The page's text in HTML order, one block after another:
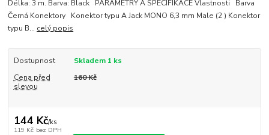
Délka: 3 m. Barva: Black PARAMETRY A SPECIFIKACE Vlastnosti Barva
Černá Konektory Konektor typu A Jack MONO 6,3 mm Male (2 ) Konektor
typu B... celý popis
Dostupnost
Skladem 1 ks
Cena před
slevou
160 Kč
144 Kč/ks
119 Kč bez DPH